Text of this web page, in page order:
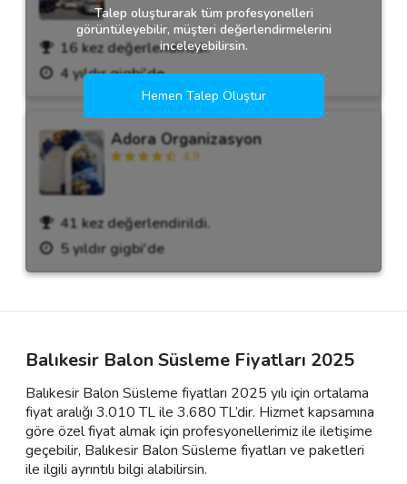
16 kez değerlendirildi.
4 yıldır gigbi'de
Adora Organizasyon
4.9
41 kez değerlendirildi.
5 yıldır gigbi'de
Talep oluşturarak tüm profesyonelleri
görüntüleyebilir, müşteri değerlendirmelerini
inceleyebilirsin.
Hemen Talep Oluştur
Balıkesir Balon Süsleme Fiyatları 2025
Balıkesir Balon Süsleme fiyatları 2025 yılı için ortalama
fiyat aralığı 3.010 TL ile 3.680 TL’dir. Hizmet kapsamına
göre özel fiyat almak için profesyonellerimiz ile iletişime
geçebilir, Balıkesir Balon Süsleme fiyatları ve paketleri
ile ilgili ayrıntılı bilgi alabilirsin.